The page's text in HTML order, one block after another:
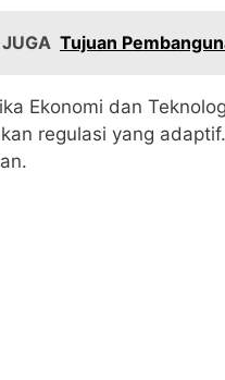
Tujuan
Ekonomi dan
regulasi yang